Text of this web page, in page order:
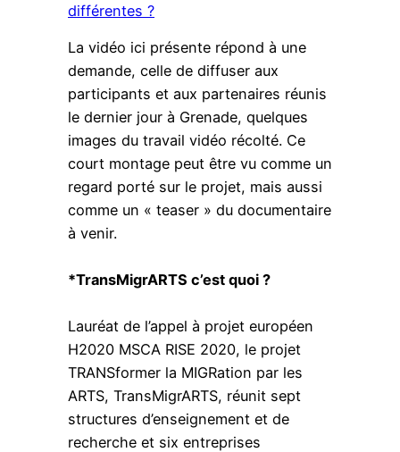
différentes ?
La vidéo ici présente répond à une
demande, celle de diffuser aux
participants et aux partenaires réunis
le dernier jour à Grenade, quelques
images du travail vidéo récolté. Ce
court montage peut être vu comme un
regard porté sur le projet, mais aussi
comme un « teaser » du documentaire
à venir.
*TransMigrARTS c’est quoi ?
Lauréat de l’appel à projet européen
H2020 MSCA RISE 2020, le projet
TRANSformer la MIGRation par les
ARTS, TransMigrARTS, réunit sept
structures d’enseignement et de
recherche et six entreprises